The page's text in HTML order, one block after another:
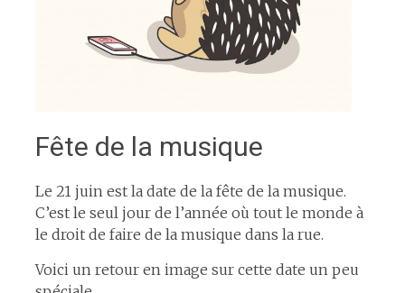
Fête de la musique
Le 21 juin est la date de la fête de la musique.
C’est le seul jour de l’année où tout le monde à
le droit de faire de la musique dans la rue.
Voici un retour en image sur cette date un peu